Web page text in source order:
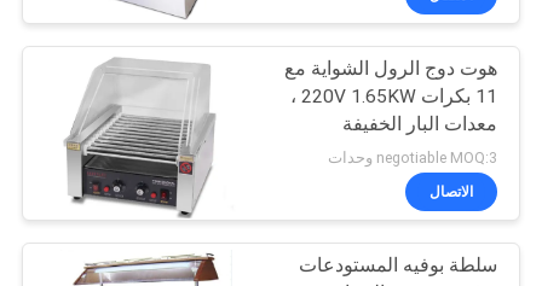
معلومات
جولة
في
المعمل
معدات المطابخ
الغربية
79
هوت دوج الرول الشواية مع
11 بكرات 220V 1.65KW ،
معدات البار الخفيفة
التجارية
negotiable MOQ:3 وحدات
الاتصال
سلطة بوفيه المستودعات